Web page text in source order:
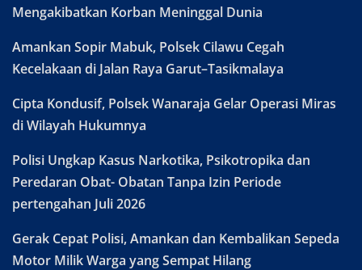
Mengakibatkan Korban Meninggal Dunia
Amankan Sopir Mabuk, Polsek Cilawu Cegah
Kecelakaan di Jalan Raya Garut–Tasikmalaya
Cipta Kondusif, Polsek Wanaraja Gelar Operasi Miras
di Wilayah Hukumnya
Polisi Ungkap Kasus Narkotika, Psikotropika dan
Peredaran Obat- Obatan Tanpa Izin Periode
pertengahan Juli 2026
Gerak Cepat Polisi, Amankan dan Kembalikan Sepeda
Motor Milik Warga yang Sempat Hilang